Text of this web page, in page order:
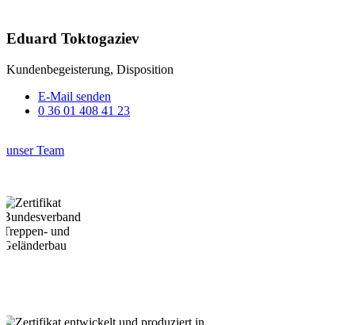
Eduard Toktogaziev
Kundenbegeisterung, Disposition
E-Mail senden
0 36 01 408 41 23
unser Team